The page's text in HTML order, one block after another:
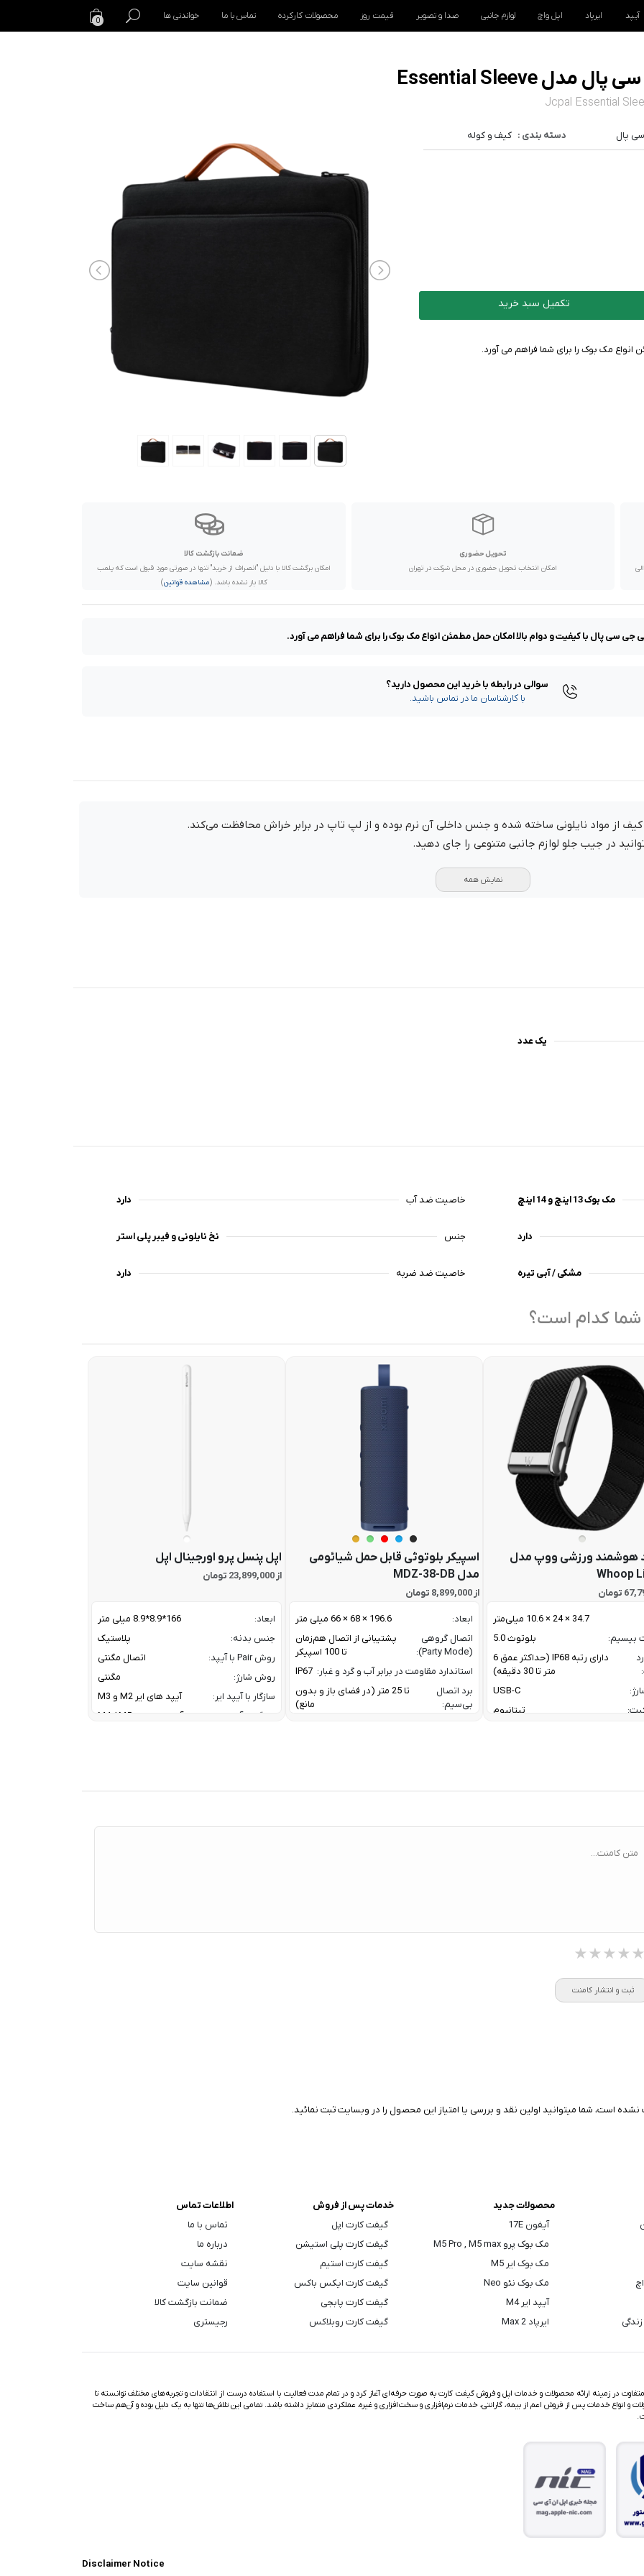
آیپد ایرپاد اپل واچ لوازم جانبی صدا و تصویر قیمت روز محصولات کارکرده تماس با ما خواندنی ها 0
Jcpal Essential
پال دسته بندی : کیف و کوله
تکمیل سبد خرید
مک بوک را برای شما فراهم می آورد.
ارسال در تهران با پیک موتوری تا یک روز کاری و دیگر استان ها از طریق پست در 2 الی
تحویل حضوری
امکان انتخاب تحویل حضوری در محل شرکت در تهران
ضمانت بازگشت کالا
امکان برگشت کالا با دلیل "انصراف از خرید" تنها در صورتی مورد قبول است که پلمب
کالا باز نشده باشد. (مشاهده قوانین)
سی پال با کیفیت و دوام بالا امکان حمل مطمئن انواع مک بوک را برای شما فراهم می آورد.
سوالی در رابطه با خرید این محصول دارید؟
با کارشناسان ما در تماس باشید.
نمایش همه
یک عدد
مک بوک 13 اینچ و 14 اینچ خاصیت ضد آب دارد
دارد جنس نخ نایلونی و فیبر پلی استر
مشکی / آبی تیره خاصیت ضد ضربه دارد
شما کدام است؟
هوشمند ورزشی ووپ مدل
Whoop
34.7 × 24 × 10.6 میلی‌متر
بیسیم:
بلوتوث 5.0
دارای رتبه IP68 (حداکثر عمق 6
متر تا 30 دقیقه)
USB-C
تیتانیوم
سنسور سنجش فشار خون / پایش
اسپیکر بلوتوثی قابل حمل شیائومی
مدل MDZ-38-DB
از 8,899,000 تومان
ابعاد:
196.6 × 68 × 66 میلی متر
اتصال گروهی
(Party Mode):
پشتیبانی از اتصال هم‌زمان
تا 100 اسپیکر
استاندارد مقاومت در برابر آب و گرد و غبار: IP67
برد اتصال
بی‌سیم:
تا 25 متر (در فضای باز و بدون
مانع)
توان خروجی کل:
30 W
اپل پنسل پرو اورجینال اپل
از 23,899,000 تومان
ابعاد:
166*8.9*8.9 میلی متر
جنس بدنه:
پلاستیک
روش Pair با آیپد:
اتصال مگنتی
روش شارژ:
مگنتی
سازگار با آیپد ایر:
آیپد های ایر M2 و M3
سازگار با آیپد پرو:
آیپد پرو های M4 / M5
متن کامنت...
★★★★★
★★★★★
★★★★★
ثبت و انتشار کامنت
است، شما میتوانید اولین نقد و بررسی یا امتیاز این محصول را در وبسایت ثبت نمائید.
محصولات جدید
آیفون 17E
مک بوک پرو M5 Pro , M5 max
مک بوک ایر M5
مک بوک نئو Neo
آیپد ایر M4
ایرپاد Max 2
خدمات پس از فروش
گیفت کارت اپل
گیفت کارت پلی استیشن
گیفت کارت استیم
گیفت کارت ایکس باکس
گیفت کارت پابجی
گیفت کارت روبلاکس
اطلاعات تماس
تماس با ما
درباره ما
نقشه سایت
قوانین سایت
ضمانت بازگشت کالا
رجیستری
در زمینه ارائه محصولات و خدمات اپل و فروش گیفت کارت به صورت حرفه‌ای آغاز کرد و در تمام مدت فعالیت با استفاده درست از انتقادات و تجربه‌های مختلف توانسته تا
و انواع خدمات پس از فروش اعم از بیمه، گارانتی، خدمات نرم‌افزاری و سخت‌افزاری و غیره، عملکردی متمایز داشته باشد. تمامی این تلاش‌ها تنها به یک دلیل بوده و آن‌هم ساخت
Disclaimer Notice